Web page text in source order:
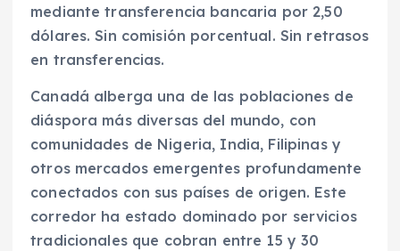
mediante transferencia bancaria por 2,50
dólares. Sin comisión porcentual. Sin retrasos
en transferencias.
Canadá alberga una de las poblaciones de
diáspora más diversas del mundo, con
comunidades de Nigeria, India, Filipinas y
otros mercados emergentes profundamente
conectados con sus países de origen. Este
corredor ha estado dominado por servicios
tradicionales que cobran entre 15 y 30